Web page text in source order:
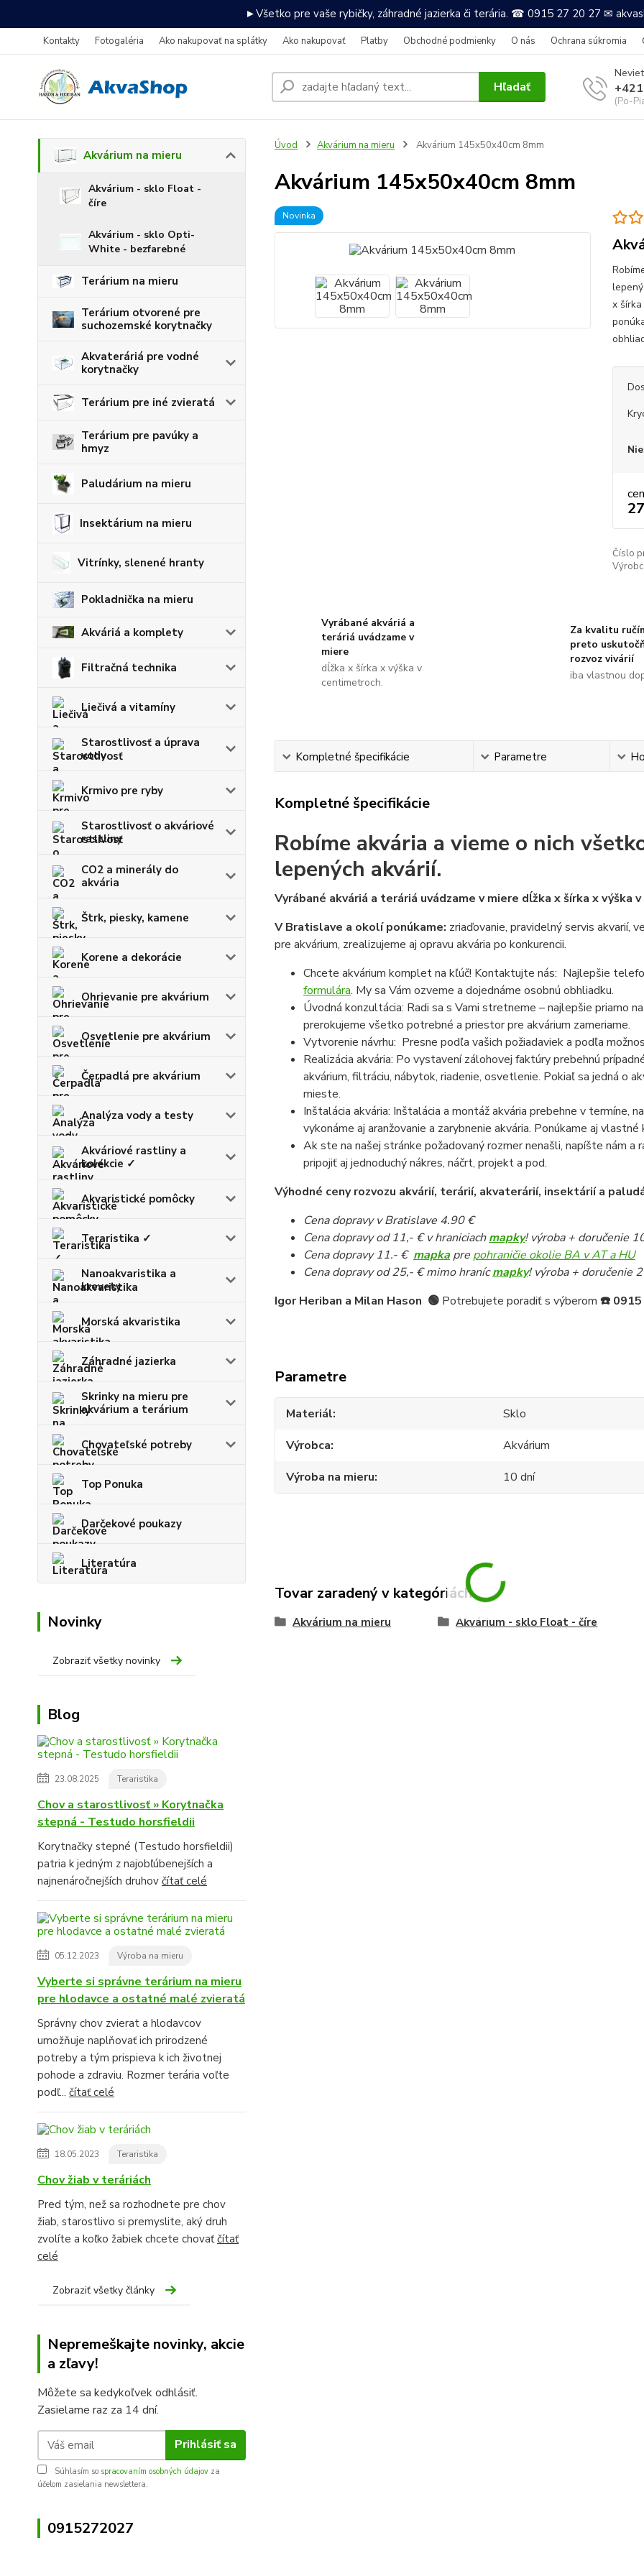
►Všetko pre vaše rybičky, záhradné jazierka či terária. ☎ 0915 27 20 27 ✉
Kontakty Fotogaléria Ako nakupovať na splátky Ako nakupovať Platby Obchodné podmienky O nás Ochrana súkromia
Hľadať
(Po-
Akvárium na mieru
Akvárium - sklo Float -
číre
Akvárium - sklo Opti-
White - bezfarebné
Terárium na mieru
Terárium otvorené pre
suchozemské korytnačky
Akvateráriá pre vodné
korytnačky
Terárium pre iné zvieratá
Terárium pre pavúky a
hmyz
Paludárium na mieru
Insektárium na mieru
Vitrínky, slenené hranty
Pokladnička na mieru
Akváriá a komplety
Filtračná technika
Liečivá a vitamíny
Starostlivosť a úprava
vody
Krmivo pre ryby
Starostlivosť o akváriové
rastliny
CO2 a minerály do
akvária
Štrk, piesky, kamene
Korene a dekorácie
Ohrievanie pre akvárium
Osvetlenie pre akvárium
Čerpadlá pre akvárium
Analýza vody a testy
Akváriové rastliny a
kolekcie ✓
Akvaristické pomôcky
Teraristika ✓
Nanoakvaristika a
krevety
Morská akvaristika
Záhradné jazierka
Skrinky na mieru pre
akvárium a terárium
Chovateľské potreby
Top Ponuka
Darčekové poukazy
Literatúra
Novinky
Zobraziť všetky novinky
Blog
23.08.2025 Teraristika
Chov a starostlivosť » Korytnačka
stepná - Testudo horsfieldii
Korytnačky stepné (Testudo horsfieldii)
patria k jedným z najobľúbenejších a
najnenáročnejších druhov čítať celé
05.12.2023 Výroba na mieru
Vyberte si správne terárium na mieru
pre hlodavce a ostatné malé zvieratá
Správny chov zvierat a hlodavcov
umožňuje naplňovať ich prirodzené
potreby a tým prispieva k ich životnej
pohode a zdraviu. Rozmer terária voľte
podľ... čítať celé
18.05.2023 Teraristika
Chov žiab v teráriách
Pred tým, než sa rozhodnete pre chov
žiab, starostlivo si premyslite, aký druh
zvolíte a koľko žabiek chcete chovaťčítať
celé
Zobraziť všetky články
Nepremeškajte novinky, akcie
a zľavy!
Môžete sa kedykoľvek odhlásiť.
Zasielame raz za 14 dní.
Prihlásiť sa
Súhlasím so spracovaním osobných údajov za
účelom zasielania newslettera.
0915272027
Úvod Akvárium na mieru Akvárium 145x50x40cm 8mm
Akvárium 145x50x40cm 8mm
Novinka
x
Číslo
Vyrábané akváriá a
teráriá uvádzame v
miere
dĺžka x šírka x výška v
centimetroch.
Za kvalitu
preto
rozvoz vivárií
iba vlastnou
Kompletné špecifikácie Parametre
Kompletné špecifikácie
Robíme akvária a vieme o nich
lepených akvárií.
Vyrábané akváriá a teráriá uvádzame v miere dĺžka x šírka x výška
V Bratislave a okolí ponúkame: zriaďovanie, pravidelný servis akvarií,
pre akvárium, zrealizujeme aj opravu akvária po konkurencii.
Chcete akvárium komplet na kľúč! Kontaktujte nás: Najlepšie
formulára. My sa Vám ozveme a dojednáme osobnú obhliadku.
Úvodná konzultácia: Radi sa s Vami stretneme – najlepšie priamo
prerokujeme všetko potrebné a priestor pre akvárium zameriame.
Vytvorenie návrhu: Presne podľa vašich požiadaviek a podľa
Realizácia akvária: Po vystavení zálohovej faktúry prebehnú
akvárium, filtráciu, nábytok, riadenie, osvetlenie. Pokiaľ sa jedná o
mieste.
Inštalácia akvária: Inštalácia a montáž akvária prebehne v termíne,
vykonáme aj aranžovanie a zarybnenie akvária. Ponúkame aj
Ak ste na našej stránke požadovaný rozmer nenašli, napíšte nám
pripojiť aj jednoduchý nákres, náčrt, projekt a pod.
Výhodné ceny rozvozu akvárií, terárií, akvaterárií, insektárií a
Cena dopravy v Bratislave 4.90 €
Cena dopravy od 11,- € v hraniciachmapky! výroba + doručenie
Cena dopravy 11.- € mapkapre pohraničie okolie BA v AT a HU
Cena dopravy od 25,- € mimo hranícmapky! výroba + doručenie
Igor Heriban a Milan Hason 🟢 Potrebujete poradiť s výberom ☎️
Parametre
Materiál
Sklo
Výrobca
Akvárium
Výroba na mieru
10 dní
Tovar zaradený v kategóriách
Akvárium na mieru Akvárium - sklo Float - číre